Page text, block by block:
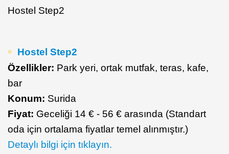
Hostel Step2
Hostel Step2
Özellikler: Park yeri, ortak mutfak, teras, kafe,
bar
Konum: Surida
Fiyat: Geceliği 14 € - 56 € arasında (Standart
oda için ortalama fiyatlar temel alınmıştır.)
Detaylı bilgi için tıklayın.